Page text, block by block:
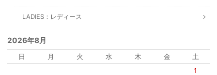
LADIES：レディース
2026年8月
日 月 火 水 木 金
土
1